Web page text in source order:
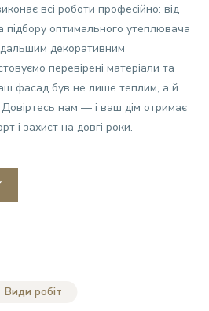
всі роботи професійно: від
підбору оптимального утеплювача
декоративним
перевірені матеріали та
фасад був не лише теплим, а й
нам — і ваш дім отримає
і захист на довгі роки.
Види робіт